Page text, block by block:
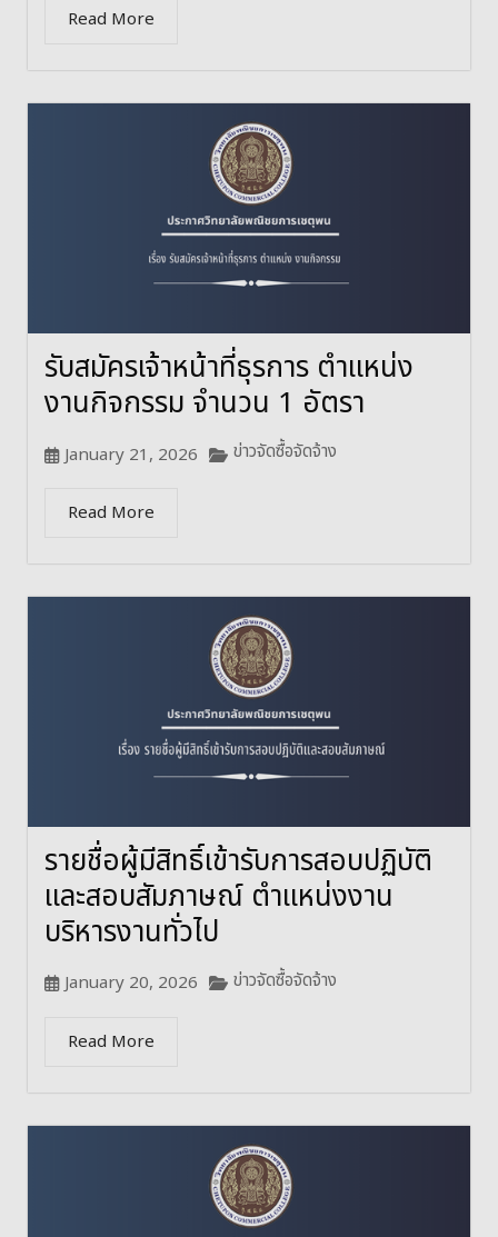
Read More
รับสมัครเจ้าหน้าที่ธุรการ ตำแหน่ง
งานกิจกรรม จำนวน 1 อัตรา
January 21, 2026 ข่าวจัดซื้อจัดจ้าง
Read More
รายชื่อผู้มีสิทธิ์เข้ารับการสอบปฏิบัติ
และสอบสัมภาษณ์ ตำแหน่งงาน
บริหารงานทั่วไป
January 20, 2026 ข่าวจัดซื้อจัดจ้าง
Read More